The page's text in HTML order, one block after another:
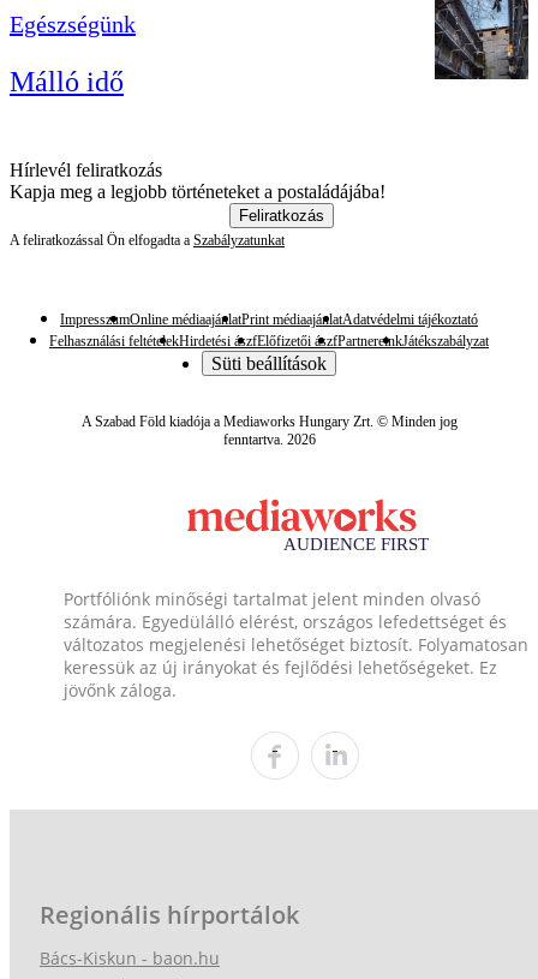
Egészségünk
Málló idő
Hírlevél feliratkozás
Kapja meg a legjobb történeteket a postaládájába!
Feliratkozás
A feliratkozással Ön elfogadta a Szabályzatunkat
ImpresszumOnline médiaajánlatPrint médiaajánlatAdatvédelmi tájékoztató
Felhasználási feltételekHirdetési ászfElőfizetői ászfPartnereinkJátékszabályzat
Süti beállítások
A Szabad Föld kiadója a Mediaworks Hungary Zrt. © Minden jog
fenntartva. 2026
Portfóliónk minőségi tartalmat jelent minden olvasó
számára. Egyedülálló elérést, országos lefedettséget és
változatos megjelenési lehetőséget biztosít. Folyamatosan
keressük az új irányokat és fejlődési lehetőségeket. Ez
jövőnk záloga.
Regionális hírportálok
Bács-Kiskun - baon.hu